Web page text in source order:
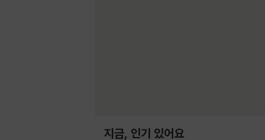
지금, 인기 있어요